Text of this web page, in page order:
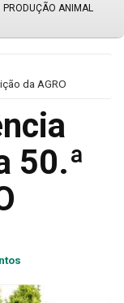
PRODUÇÃO ANIMAL
da AGRO
50.ª